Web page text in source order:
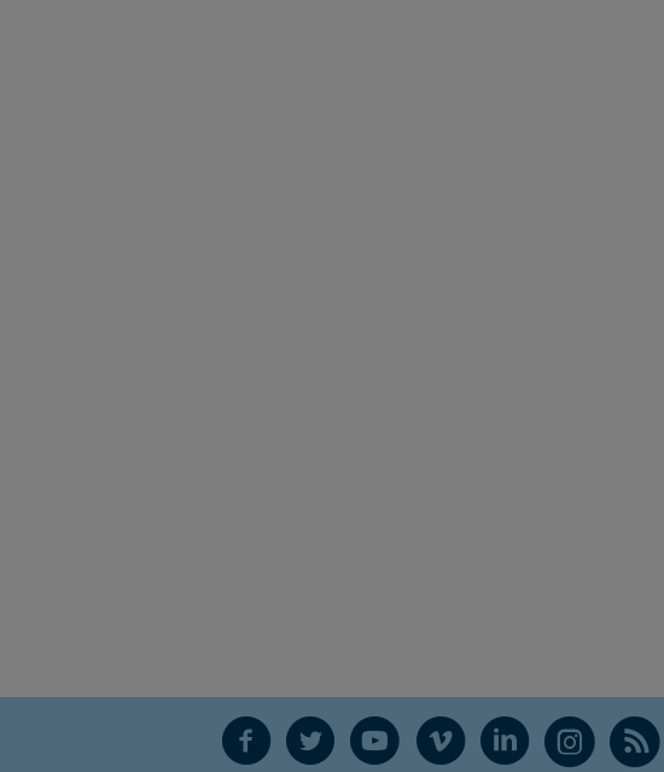
F T Y V L Ñ R